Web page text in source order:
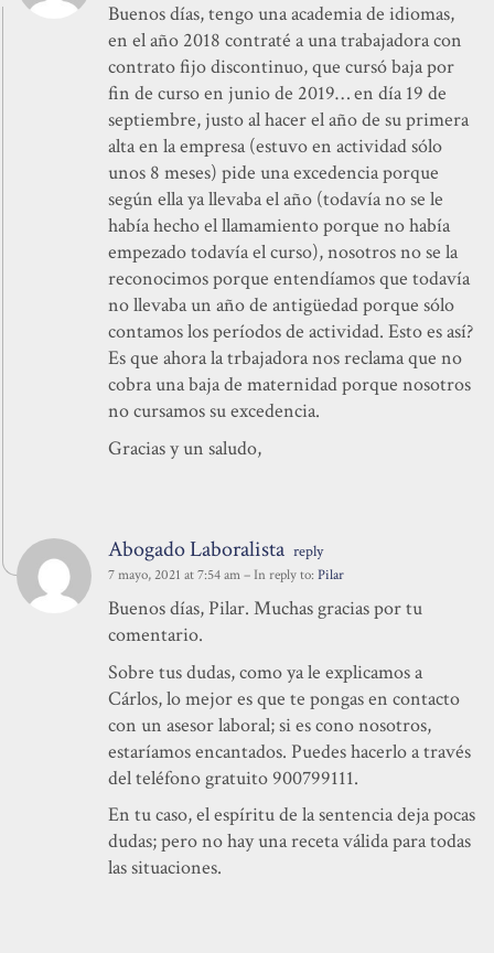
Buenos días, tengo una academia de idiomas,
en el año 2018 contraté a una trabajadora con
contrato fijo discontinuo, que cursó baja por
fin de curso en junio de 2019… en día 19 de
septiembre, justo al hacer el año de su primera
alta en la empresa (estuvo en actividad sólo
unos 8 meses) pide una excedencia porque
según ella ya llevaba el año (todavía no se le
había hecho el llamamiento porque no había
empezado todavía el curso), nosotros no se la
reconocimos porque entendíamos que todavía
no llevaba un año de antigüedad porque sólo
contamos los períodos de actividad. Esto es así?
Es que ahora la trbajadora nos reclama que no
cobra una baja de maternidad porque nosotros
no cursamos su excedencia.
Gracias y un saludo,
Abogado Laboralista reply
7 mayo, 2021 at 7:54 am– In reply to: Pilar
Buenos días, Pilar. Muchas gracias por tu
comentario.
Sobre tus dudas, como ya le explicamos a
Cárlos, lo mejor es que te pongas en contacto
con un asesor laboral; si es cono nosotros,
estaríamos encantados. Puedes hacerlo a través
del teléfono gratuito 900799111.
En tu caso, el espíritu de la sentencia deja pocas
dudas; pero no hay una receta válida para todas
las situaciones.